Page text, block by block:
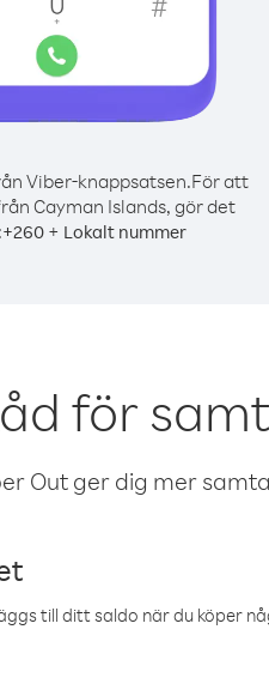
Viber-knappsatsen.För att
Cayman Islands, gör det
+260 + Lokalt nummer
för
Out ger dig mer
till ditt saldo när du köper